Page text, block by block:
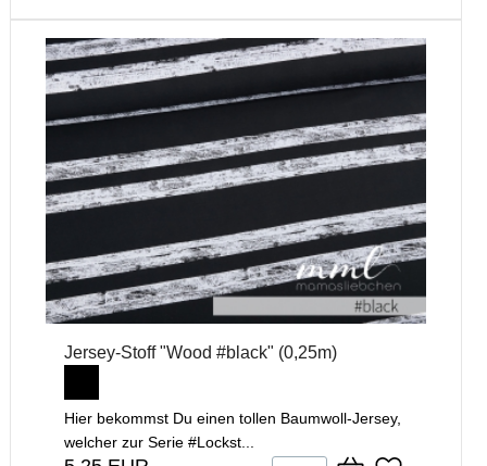
Jersey-Stoff "Wood #black" (0,25m)
Hier bekommst Du einen tollen Baumwoll-Jersey,
welcher zur Serie #Lockst...